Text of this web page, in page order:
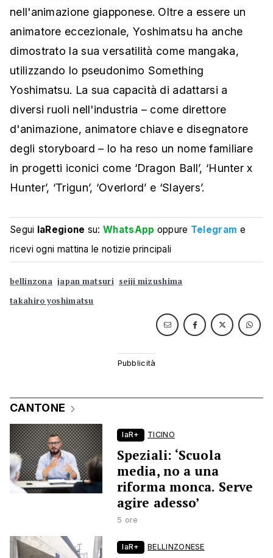
nell'animazione giapponese. Oltre a essere un
animatore eccezionale, Yoshimatsu ha anche
dimostrato la sua versatilità come mangaka,
utilizzando lo pseudonimo Something
Yoshimatsu. La sua capacità di adattarsi a
diversi ruoli nell'industria – come direttore
d'animazione, animatore chiave e disegnatore
degli storyboard – lo ha reso un nome familiare
in progetti iconici come ‘Dragon Ball’, ‘Hunter x
Hunter’, ‘Trigun’, ‘Overlord’ e ‘Slayers’.
Segui laRegione su:WhatsApp oppure Telegram e
ricevi ogni mattina le notizie principali
bellinzona japan matsuri seiji mizushima
takahiro yoshimatsu
CANTONE
laR+ TICINO
Speziali: ‘Scuola
media, no a una
riforma monca. Serve
agire adesso’
5 ore
laR+ BELLINZONESE